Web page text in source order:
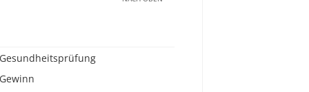
Gesundheitsprüfung
Gewinn